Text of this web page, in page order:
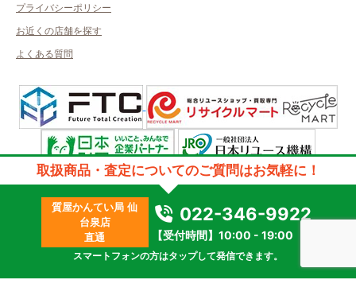
プライバシーポリシー
お近くの店舗を探す
よくある質問
許可管轄：山形県公安委員会
古物商許可番号：第241110000336号／取得者名：株式会社エト・アール
質屋許可番号：第221240000001号／取得者名：株式会社エト・アール
2023 © kanteikyoku.jp allrights reseved.
取扱商品・査定についてのご質問はお気軽に！
質屋かんてい局 仙
台泉店
直通
022-346-9922
【受付時間】10:00 - 19:00
スマートフォンの方はタップして発信できます。